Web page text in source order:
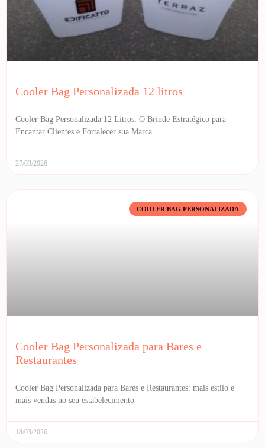
Cooler Bag Personalizada 12 litros
Cooler Bag Personalizada 12 Litros: O Brinde Estratégico para
Encantar Clientes e Fortalecer sua Marca
27/03/2026
COOLER BAG PERSONALIZADA
Cooler Bag Personalizada para Bares e
Restaurantes
Cooler Bag Personalizada para Bares e Restaurantes: mais estilo e
mais vendas no seu estabelecimento
18/03/2026